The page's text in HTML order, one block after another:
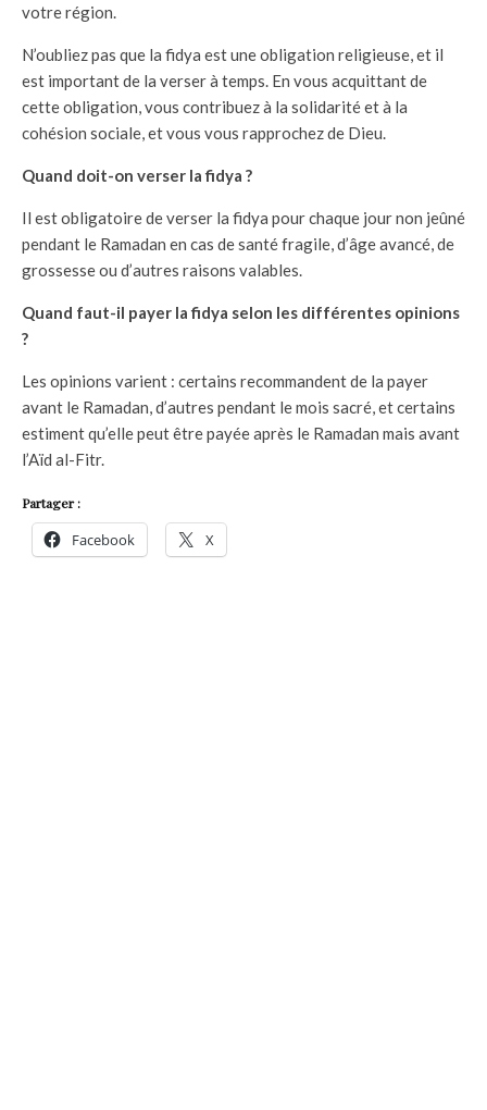
votre région.
N’oubliez pas que la fidya est une obligation religieuse, et il
est important de la verser à temps. En vous acquittant de
cette obligation, vous contribuez à la solidarité et à la
cohésion sociale, et vous vous rapprochez de Dieu.
Quand doit-on verser la fidya ?
Il est obligatoire de verser la fidya pour chaque jour non jeûné
pendant le Ramadan en cas de santé fragile, d’âge avancé, de
grossesse ou d’autres raisons valables.
Quand faut-il payer la fidya selon les différentes opinions
?
Les opinions varient : certains recommandent de la payer
avant le Ramadan, d’autres pendant le mois sacré, et certains
estiment qu’elle peut être payée après le Ramadan mais avant
l’Aïd al-Fitr.
Partager :
Facebook X